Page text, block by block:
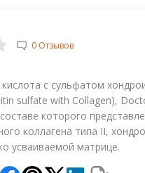
0 Отзывов
с сульфатом
sulfate with Collagen),
которого
коллагена типа II,
усваиваемой матрице.